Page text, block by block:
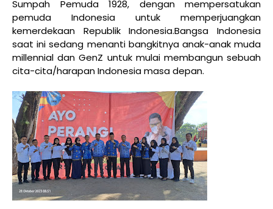
Sumpah Pemuda 1928, dengan mempersatukan
pemuda Indonesia untuk memperjuangkan
kemerdekaan Republik Indonesia.Bangsa Indonesia
saat ini sedang menanti bangkitnya anak-anak muda
millennial dan GenZ untuk mulai membangun sebuah
cita-cita/harapan Indonesia masa depan.